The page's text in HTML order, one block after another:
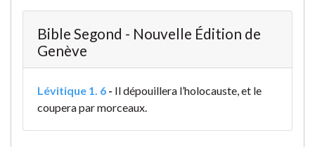
Bible Segond - Nouvelle Édition de
Genève
Lévitique 1. 6 - Il dépouillera l’holocauste, et le
coupera par morceaux.